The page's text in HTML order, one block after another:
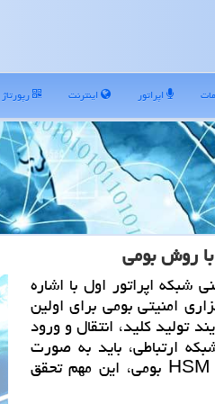
اپراتور اینترنت رپورتاژ
روش بومی
اپراتور اول با اشاره
امنیتی بومی برای اولین
تولید كلید، انتقال و ورود
ارتباطی، باید به صورت
امن صورت گیرد كه با تولید HSM بومی، این مهم تحقق